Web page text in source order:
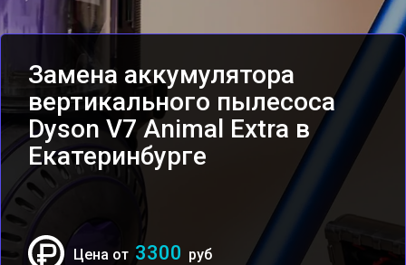
Замена аккумулятора
вертикального пылесоса
Dyson V7 Animal Extra в
Екатеринбурге
Цена от 3300 руб